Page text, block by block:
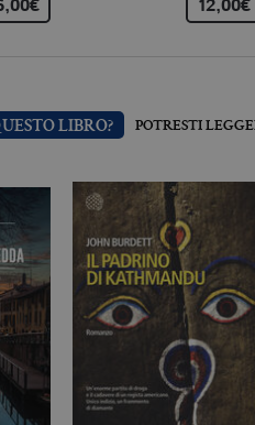
12,00€
LIBRO? POTRESTI
.bollatiboringhieri.it 2
.bollatiboringhieri.it 1
.bollatiboringhieri.it 1
Scadenza
.bollatiboringhieri.it 3 mesi
da